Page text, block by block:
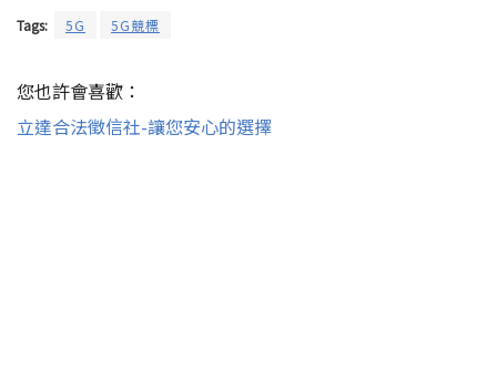
Tags: 5G 5G競標
您也許會喜歡：
立達合法徵信社-讓您安心的選擇